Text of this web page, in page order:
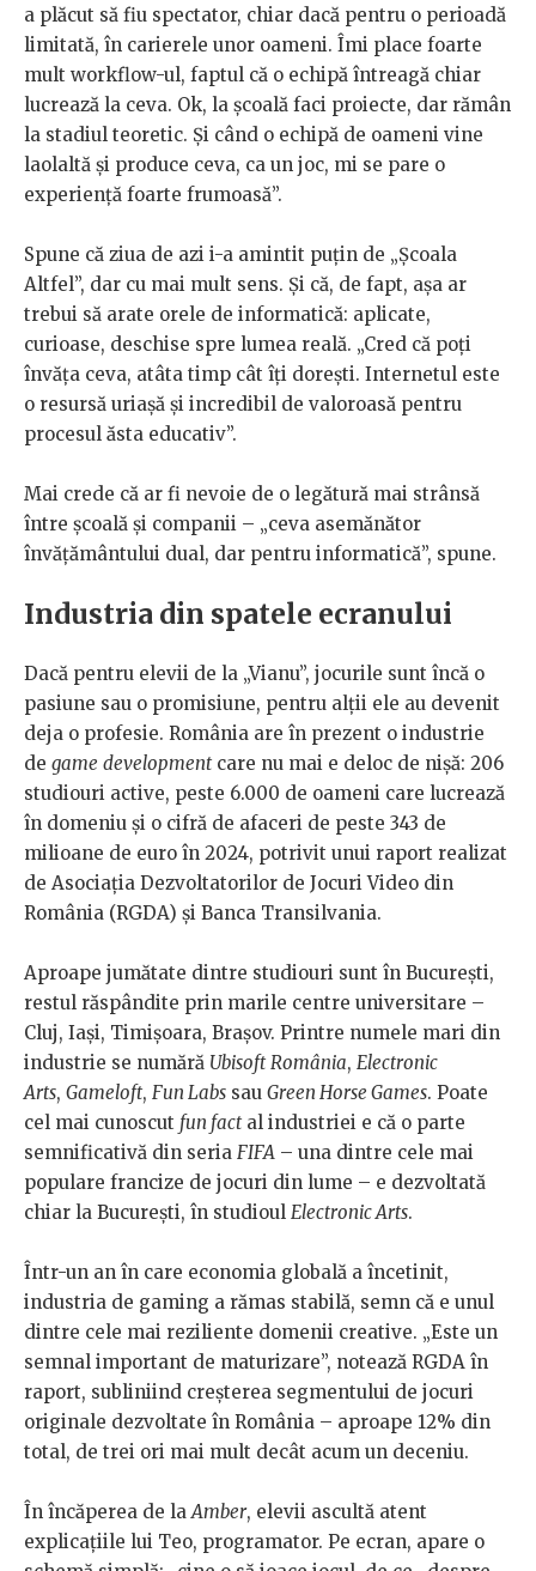
a plăcut să fiu spectator, chiar dacă pentru o perioadă
limitată, în carierele unor oameni. Îmi place foarte
mult workflow-ul, faptul că o echipă întreagă chiar
lucrează la ceva. Ok, la școală faci proiecte, dar rămân
la stadiul teoretic. Și când o echipă de oameni vine
laolaltă și produce ceva, ca un joc, mi se pare o
experiență foarte frumoasă”.
Spune că ziua de azi i-a amintit puțin de „Școala
Altfel”, dar cu mai mult sens. Și că, de fapt, așa ar
trebui să arate orele de informatică: aplicate,
curioase, deschise spre lumea reală. „Cred că poți
învăța ceva, atâta timp cât îți dorești. Internetul este
o resursă uriașă și incredibil de valoroasă pentru
procesul ăsta educativ”.
Mai crede că ar fi nevoie de o legătură mai strânsă
între școală și companii – „ceva asemănător
învățământului dual, dar pentru informatică”, spune.
Industria din spatele ecranului
Dacă pentru elevii de la „Vianu”, jocurile sunt încă o
pasiune sau o promisiune, pentru alții ele au devenit
deja o profesie. România are în prezent o industrie
de game developmentcare nu mai e deloc de nișă: 206
studiouri active, peste 6.000 de oameni care lucrează
în domeniu și o cifră de afaceri de peste 343 de
milioane de euro în 2024, potrivit unui raport realizat
de Asociația Dezvoltatorilor de Jocuri Video din
România (RGDA) și Banca Transilvania.
Aproape jumătate dintre studiouri sunt în București,
restul răspândite prin marile centre universitare –
Cluj, Iași, Timișoara, Brașov. Printre numele mari din
industrie se numără Ubisoft România, Electronic
Arts, Gameloft, Fun Labs sau Green Horse Games. Poate
cel mai cunoscut fun factal industriei e că o parte
semnificativă din seria FIFA – una dintre cele mai
populare francize de jocuri din lume – e dezvoltată
chiar la București, în studioul Electronic Arts.
Într-un an în care economia globală a încetinit,
industria de gaming a rămas stabilă, semn că e unul
dintre cele mai reziliente domenii creative. „Este un
semnal important de maturizare”, notează RGDA în
raport, subliniind creșterea segmentului de jocuri
originale dezvoltate în România – aproape 12% din
total, de trei ori mai mult decât acum un deceniu.
În încăperea de laAmber, elevii ascultă atent
explicațiile lui Teo, programator. Pe ecran, apare o